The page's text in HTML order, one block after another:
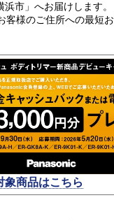
浜市」 へお届けします。
客様のご住所への最短
象商品はこちら